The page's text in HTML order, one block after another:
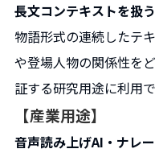
長文コンテキストを扱
物語形式の連続したテ
や登場人物の関係性を
証する研究用途に利用で
【産業用途】
音声読み上げAI・ナレ